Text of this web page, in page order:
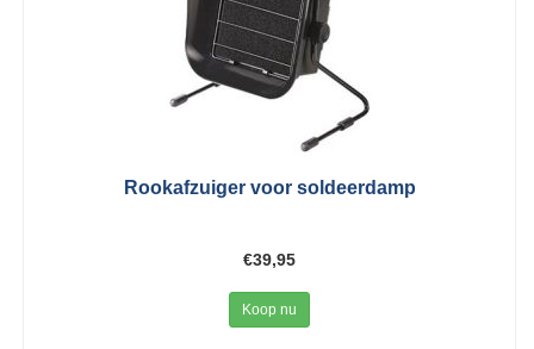
Rookafzuiger voor soldeerdamp
€39,95
Koop nu